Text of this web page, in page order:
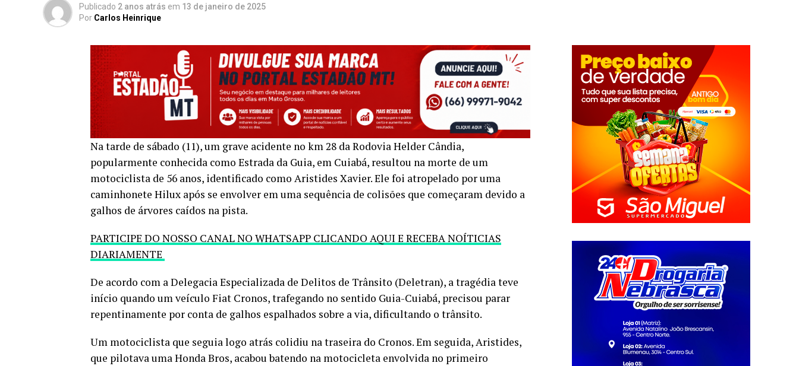
Publicado 2 anos atrás em 13 de janeiro de 2025
Por Carlos Heinrique
Na tarde de sábado (11), um grave acidente no km 28 da Rodovia Helder Cândia,
popularmente conhecida como Estrada da Guia, em Cuiabá, resultou na morte de um
motociclista de 56 anos, identificado como Aristides Xavier. Ele foi atropelado por uma
caminhonete Hilux após se envolver em uma sequência de colisões que começaram devido a
galhos de árvores caídos na pista.
PARTICIPE DO NOSSO CANAL NO WHATSAPP CLICANDO AQUI E RECEBA NOÍTICIAS
DIARIAMENTE
De acordo com a Delegacia Especializada de Delitos de Trânsito (Deletran), a tragédia teve
início quando um veículo Fiat Cronos, trafegando no sentido Guia-Cuiabá, precisou parar
repentinamente por conta de galhos espalhados sobre a via, dificultando o trânsito.
Um motociclista que seguia logo atrás colidiu na traseira do Cronos. Em seguida, Aristides,
que pilotava uma Honda Bros, acabou batendo na motocicleta envolvida no primeiro